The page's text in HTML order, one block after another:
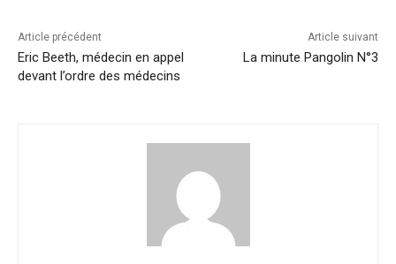
Article précédent
Eric Beeth, médecin en appel
devant l’ordre des médecins
Article suivant
La minute Pangolin N°3